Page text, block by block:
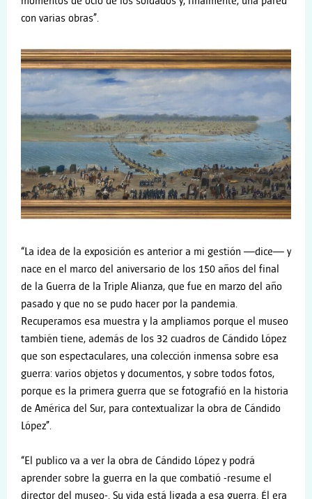
con varias obras”.
“La idea de la exposición es anterior a mi gestión —dice— y
nace en el marco del aniversario de los 150 años del final
de la Guerra de la Triple Alianza, que fue en marzo del año
pasado y que no se pudo hacer por la pandemia.
Recuperamos esa muestra y la ampliamos porque el museo
también tiene, además de los 32 cuadros de Cándido López
que son espectaculares, una colección inmensa sobre esa
guerra: varios objetos y documentos, y sobre todos fotos,
porque es la primera guerra que se fotografió en la historia
de América del Sur, para contextualizar la obra de Cándido
López”.
“El publico va a ver la obra de Cándido López y podrá
aprender sobre la guerra en la que combatió -resume el
director del museo-. Su vida está ligada a esa guerra. Él era